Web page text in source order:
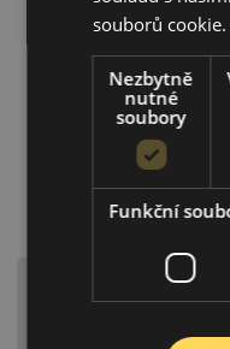
Upozornění! Hodnoty
informativního
is EU štítky ve smyslu
souborů
Nezbytně
nutné
soubory
Funkční